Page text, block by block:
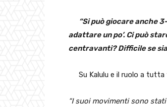
“Si può giocare anche
adattare un po’. Ci può
centravanti? Difficile se
Su Kalulu e il ruolo a tutta
“I suoi movimenti sono